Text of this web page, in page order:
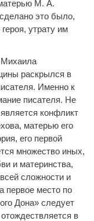
М. А.
это было,
утрату им
Михаила
раскрылся в
Именно к
писателя. Не
конфликт
матерью его
его первой
множество иных,
и материнства,
сложности и
первое место по
Дона» следует
в